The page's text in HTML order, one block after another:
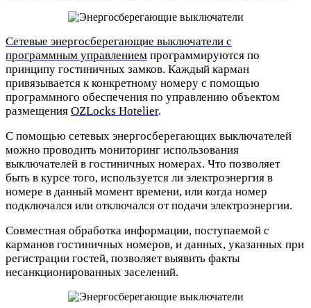
Сетевые энергосберегающие выключатели с
программным управлением программируются по
принципу гостиничных замков. Каждый карман
привязывается к конкретному номеру с помощью
программного обеспечения по управлению объектом
размещения OZLocks Hotelier.
С помощью сетевых энергосберегающих выключателей
можно проводить мониторинг использования
выключателей в гостиничных номерах. Что позволяет
быть в курсе того, используется ли электроэнергия в
номере в данный момент времени, или когда номер
подключался или отключался от подачи электроэнергии.
Совместная обработка информации, поступаемой с
карманов гостиничных номеров, и данных, указанных при
регистрации гостей, позволяет выявить факты
несанкционированных заселений.